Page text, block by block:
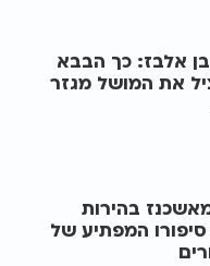
אלבז: כך הבבא
את המושל מגזר
בהירות
המפתיע של